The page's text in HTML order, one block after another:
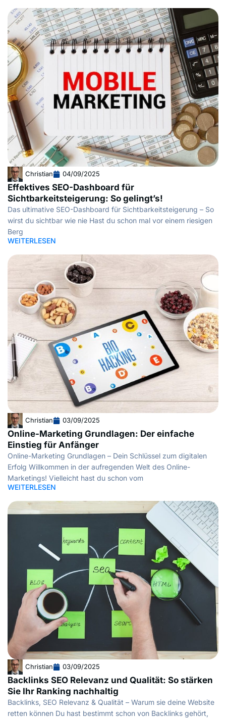
Christian 04/09/2025
Effektives SEO-Dashboard für
Sichtbarkeitsteigerung: So gelingt’s!
Das ultimative SEO-Dashboard für Sichtbarkeitsteigerung – So
wirst du sichtbar wie nie Hast du schon mal vor einem riesigen
Berg
WEITERLESEN
Christian 03/09/2025
Online-Marketing Grundlagen: Der einfache
Einstieg für Anfänger
Online-Marketing Grundlagen – Dein Schlüssel zum digitalen
Erfolg Willkommen in der aufregenden Welt des Online-
Marketings! Vielleicht hast du schon vom
WEITERLESEN
Christian 03/09/2025
Backlinks SEO Relevanz und Qualität: So stärken
Sie Ihr Ranking nachhaltig
Backlinks, SEO Relevanz & Qualität – Warum sie deine Website
retten können Du hast bestimmt schon von Backlinks gehört,